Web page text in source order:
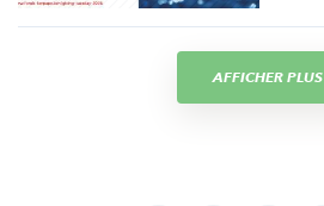
AFFICHER PLUS